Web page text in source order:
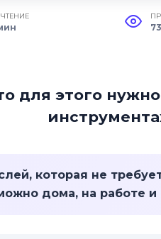
73
для этого
которая не
дома, на работе